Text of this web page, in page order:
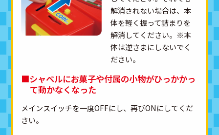
解消されない場合は、本
体を軽く振って詰まりを
解消してください。※本
体は逆さまにしないでく
ださい。
■シャベルにお菓子や付属の小物がひっかかっ
て動かなくなった
メインスイッチを一度OFFにし、再びONにしてくだ
さい。